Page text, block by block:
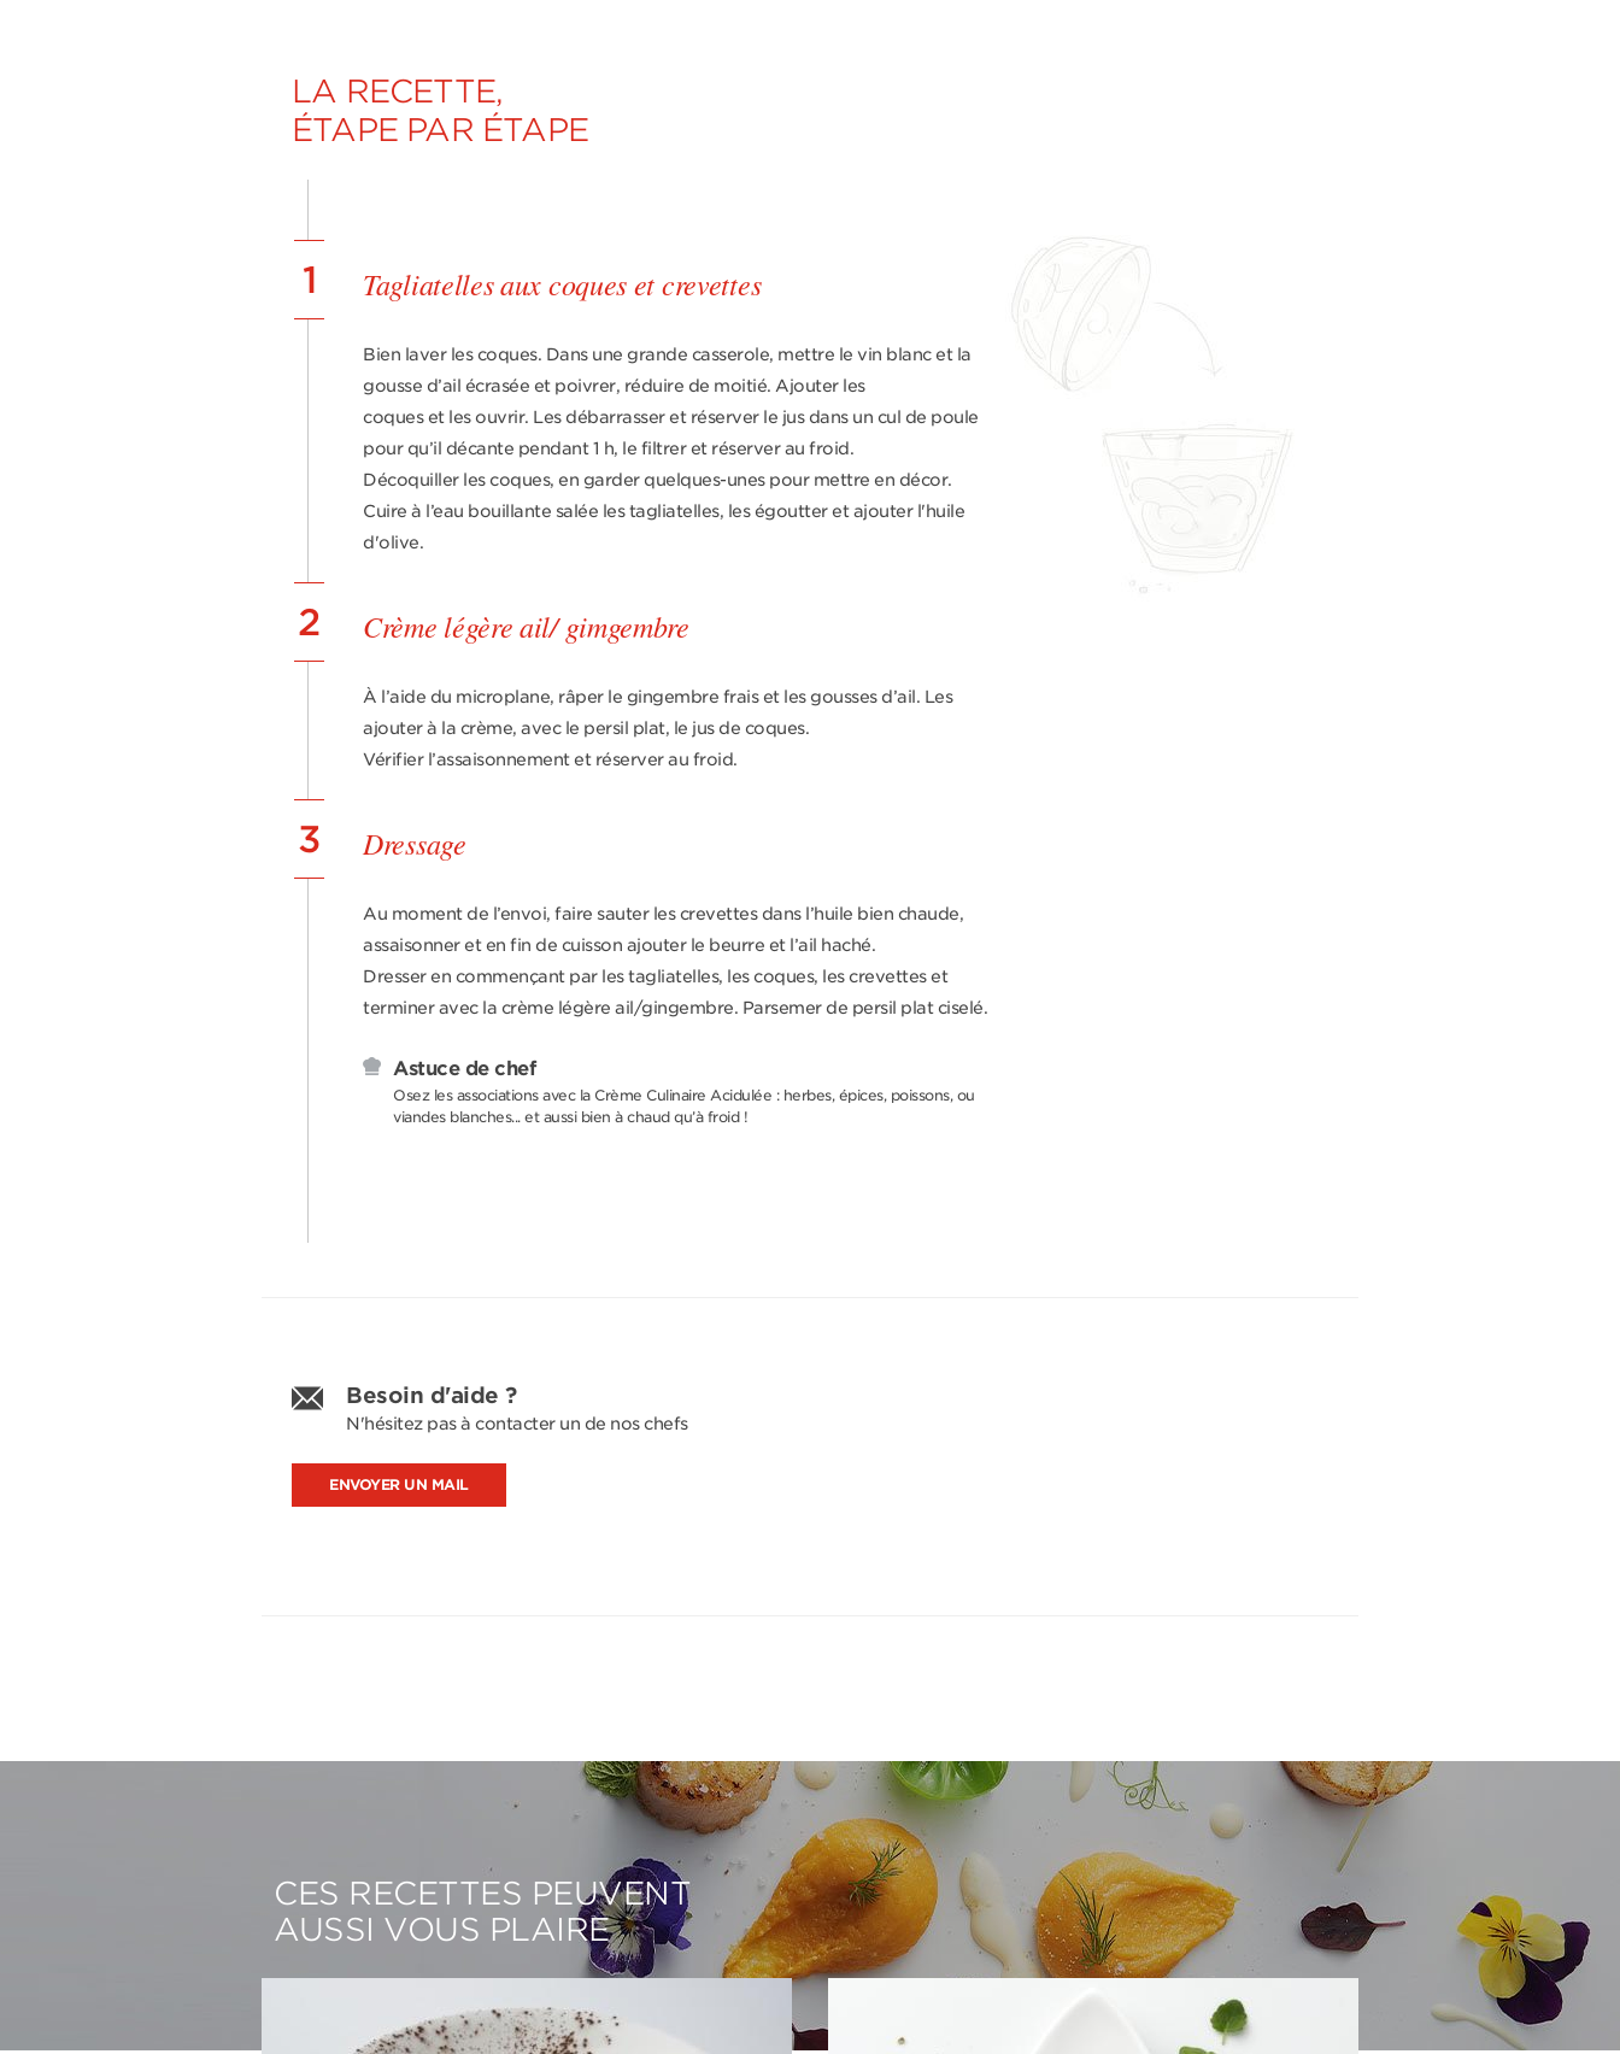
LA RECETTE,
ÉTAPE PAR ÉTAPE
1 Tagliatelles aux coques et crevettes
Bien laver les coques. Dans une grande casserole, mettre le vin blanc et la
gousse d’ail écrasée et poivrer, réduire de moitié. Ajouter les
coques et les ouvrir. Les débarrasser et réserver le jus dans un cul de poule
pour qu’il décante pendant 1 h, le filtrer et réserver au froid.
Décoquiller les coques, en garder quelques-unes pour mettre en décor.
Cuire à l’eau bouillante salée les tagliatelles, les égoutter et ajouter l'huile
d'olive.
2 Crème légère ail/ gimgembre
À l’aide du microplane, râper le gingembre frais et les gousses d’ail. Les
ajouter à la crème, avec le persil plat, le jus de coques.
Vérifier l’assaisonnement et réserver au froid.
3 Dressage
Au moment de l’envoi, faire sauter les crevettes dans l’huile bien chaude,
assaisonner et en fin de cuisson ajouter le beurre et l’ail haché.
Dresser en commençant par les tagliatelles, les coques, les crevettes et
terminer avec la crème légère ail/gingembre. Parsemer de persil plat ciselé.
Astuce de chef
Osez les associations avec la Crème Culinaire Acidulée : herbes, épices, poissons, ou
viandes blanches... et aussi bien à chaud qu’à froid !
Besoin d'aide ?
N'hésitez pas à contacter un de nos chefs
ENVOYER UN MAIL
CES RECETTES PEUVENT
AUSSI VOUS PLAIRE